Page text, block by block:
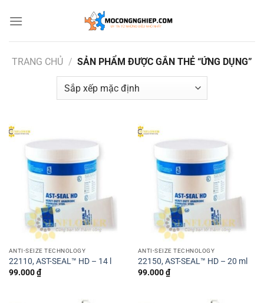
qua
TRANG CHỦ / SẢN PHẨM ĐƯỢC GẮN THẺ “ỨNG DỤNG”
ANTI-SEIZE TECHNOLOGY
22110, AST-SEAL™ HD – 14 l
99.000₫
ANTI-SEIZE TECHNOLOGY
22150, AST-SEAL™ HD – 20 ml
99.000₫